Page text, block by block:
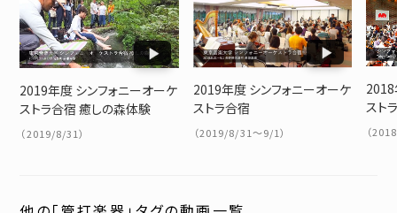
2019年度 シンフォニーオーケ
ストラ合宿 癒しの森体験
（2019/8/31）
2019年度 シンフォニーオーケ
ストラ合宿
（2019/8/31～9/1）
2018
スト
（